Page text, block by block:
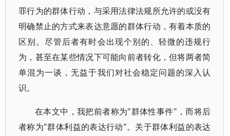
罪行为的群体行动，与采用法律法规所允许的或没有
明确禁止的方式来表达意愿的群体行动，有着本质的
区别。尽管后者有时会出现个别的、轻微的违规行
为，甚至在某些情况下可能向前者转化，但将两者简
单混为一谈，无益于我们对社会稳定问题的深入认
识。
在本文中，我把前者称为"群体性事件"，而将后
者称为"群体利益的表达行动"。关于群体利益的表达